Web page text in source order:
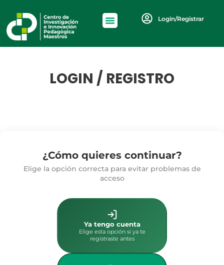
Login/Registrar
LOGIN / REGISTRO
¿Cómo quieres continuar?
Elige la opción correcta para evitar problemas de
acceso
Ya tengo cuenta
Elige esta opción si ya te
registraste antes